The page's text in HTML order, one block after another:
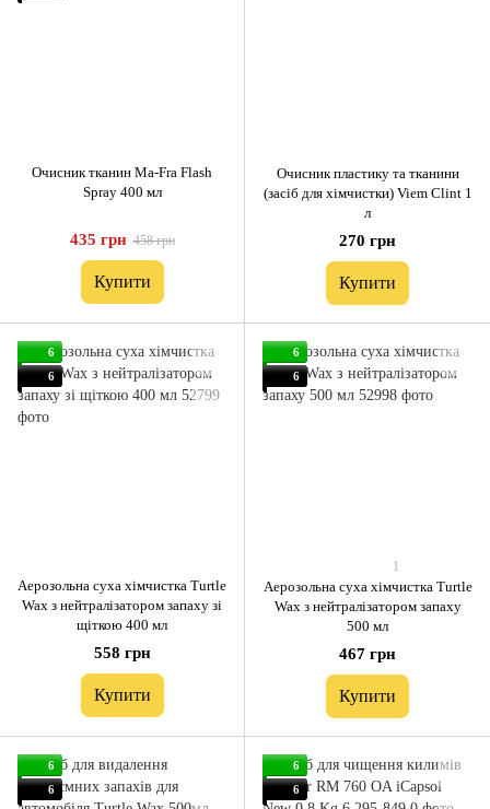
Очисник тканин Ma-Fra Flash
Spray 400 мл
435 грн 458 грн
Купити
Очисник пластику та тканини
(засіб для хімчистки) Viem Clint 1
л
270 грн
Купити
6
6
Аерозольна суха хімчистка Turtle
Wax з нейтралізатором запаху зі
щіткою 400 мл
558 грн
Купити
6
6
1
Аерозольна суха хімчистка Turtle
Wax з нейтралізатором запаху
500 мл
467 грн
Купити
6
6
6
6